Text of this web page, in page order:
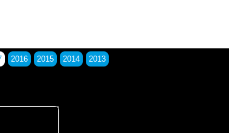
2016 2015 2014
2013